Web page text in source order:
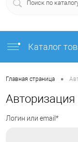
Каталог
Главная страница •
Авторизация
Логин или email*